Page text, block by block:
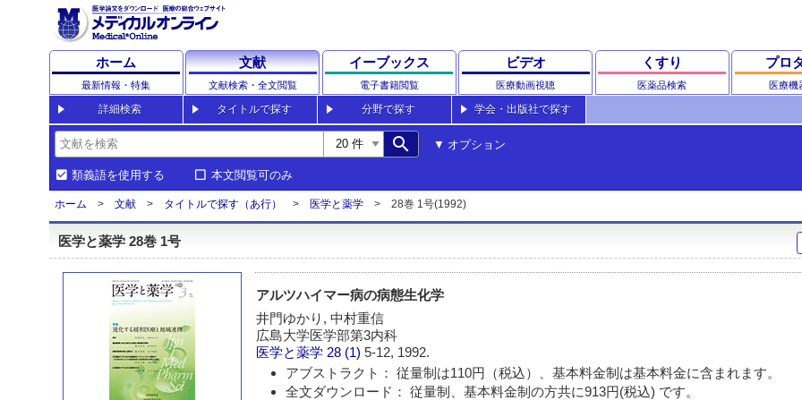
ホーム
最新情報・特集
文献
文献検索・全文閲覧
イーブックス
電子書籍閲覧
ビデオ
医療動画視聴
くすり
医薬品検索
プロ
医療機
詳細検索 タイトルで探す 分野で探す 学会・出版社で探す
search オプション
類義語を使用する 本文閲覧可のみ
ホーム 文献 タイトルで探す（あ行） 医学と薬学 28巻 1号(1992)
医学と薬学 28巻 1号
アルツハイマー病の病態生化学
井門ゆかり, 中村重信
広島大学医学部第3内科
医学と薬学 28 (1)5-12, 1992.
アブストラクト： 従量制は110円（税込）、基本料金制は基本料金に含まれます。
全文ダウンロード： 従量制、基本料金制の方共に913円(税込) です。